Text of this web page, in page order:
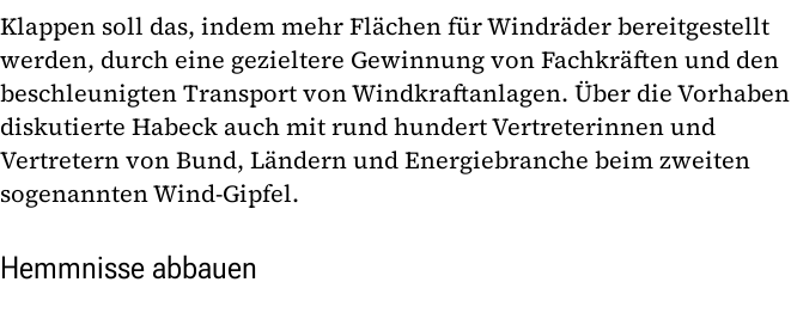
Klappen soll das, indem mehr Flächen für Windräder bereitgestellt
werden, durch eine gezieltere Gewinnung von Fachkräften und den
beschleunigten Transport von Windkraftanlagen. Über die Vorhaben
diskutierte Habeck auch mit rund hundert Vertreterinnen und
Vertretern von Bund, Ländern und Energiebranche beim zweiten
sogenannten Wind-Gipfel.
Hemmnisse abbauen